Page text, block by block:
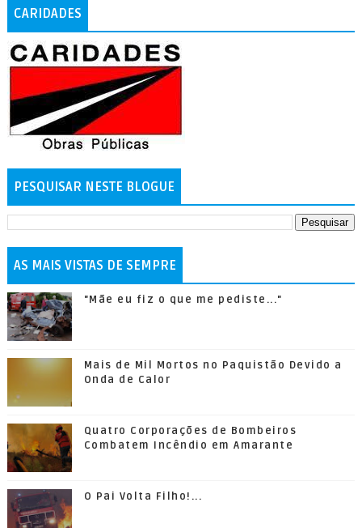
CARIDADES
PESQUISAR NESTE BLOGUE
AS MAIS VISTAS DE SEMPRE
"Mãe eu fiz o que me pediste..."
Mais de Mil Mortos no Paquistão Devido a
Onda de Calor
Quatro Corporações de Bombeiros
Combatem Incêndio em Amarante
O Pai Volta Filho!...